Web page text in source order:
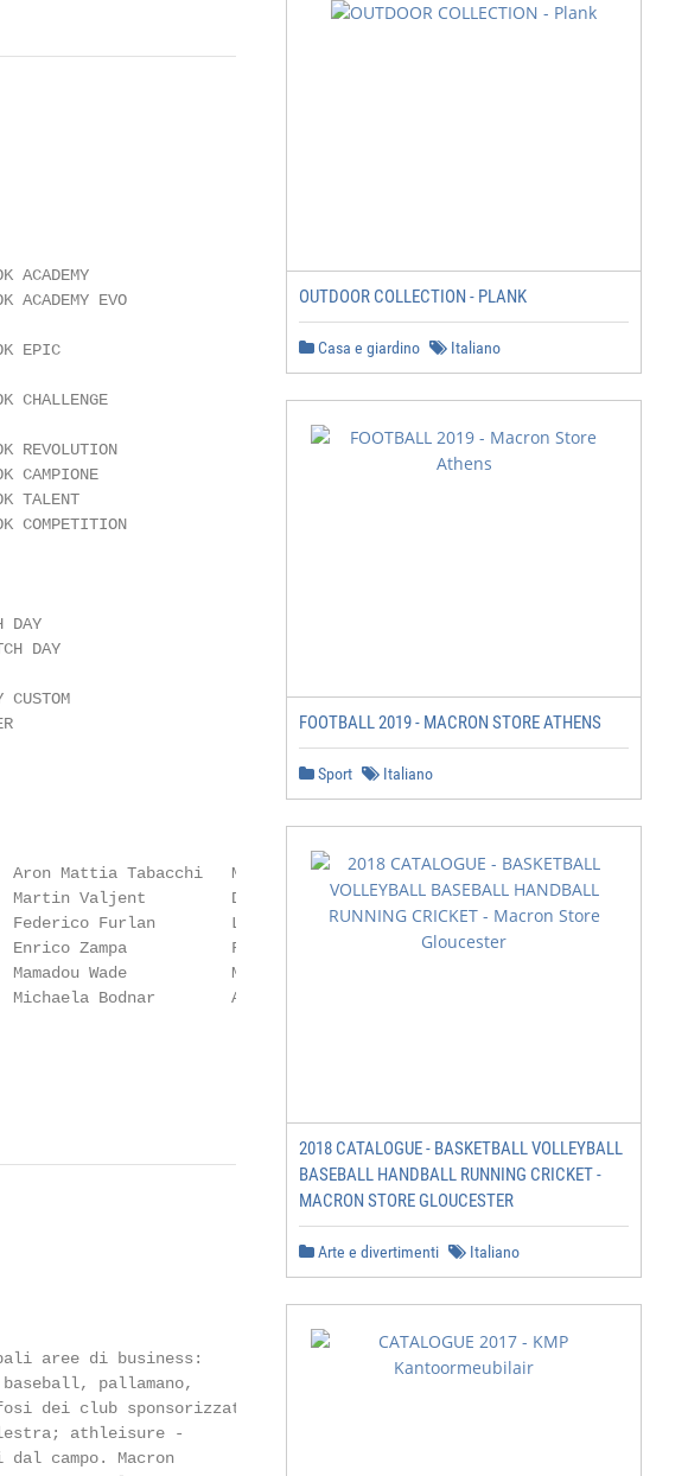
100    TRACKSUITS
123     WOMEN TRACKSUITS
ACADEMY EVO
127   ACTIVE
EPIC
128     TECHNICAL UNDERWEAR
CHALLENGE
136     ACTIVE TRAINING
REVOLUTION
CAMPIONE                                  148   FREE TIME
165     WOMEN FREE TIME
COMPETITION
168   JACKETS
187     WOMEN JACKETS
DAY
DAY                                      188   ACCESSORIES
189     SHINGUARDS
192     SOCKS & SHOES
197     BAGS
213     OTHER
222     FIELD EQUIPMENT
230     BALLS
Mattia Tabacchi   Mihela Pignatti             Emiliano Pattarello
Valjent         Davide Clivio               Luca Callegari
Furlan        Lorenzo Menegatti           Nicola Ghini
Zampa           Fallou Sarr                 Alessia Minelli
Wade           Mattia Cozzari              Roberto Saputo
Bodnar        Alessio Gulinatti           Michael Kingsley
aree di business:
pallamano,
dei club sponsorizzati;
athleisure -
campo. Macron
OUTDOOR COLLECTION - PLANK
Casa e giardino Italiano
FOOTBALL 2019 - MACRON STORE ATHENS
Sport Italiano
2018 CATALOGUE - BASKETBALL VOLLEYBALL
BASEBALL HANDBALL RUNNING CRICKET -
MACRON STORE GLOUCESTER
Arte e divertimenti Italiano